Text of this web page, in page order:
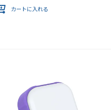
カートに入れる